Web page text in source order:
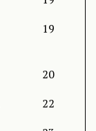
19
20
22